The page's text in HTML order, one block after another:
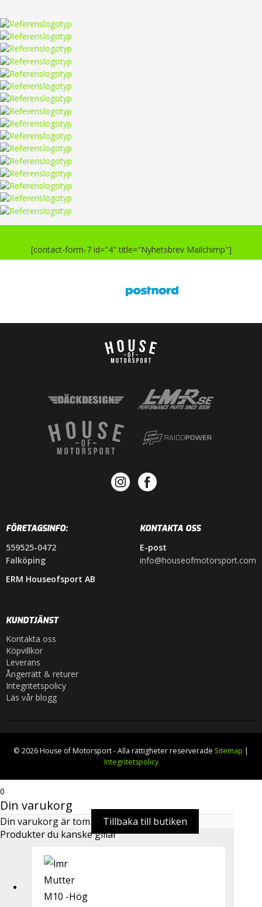
[contact-form-7 id="4" title="Nyhetsbrev Mailchimp"]
FÖRETAGSINFO:
559525-0472
Falköping
ERM Houseofsport AB
KONTAKTA OSS
E-post
info@houseofmotorsport.com
KUNDTJÄNST
Kontakta oss
Köpvillkor
Leverans
Ångerrätt & returer
Integritetspolicy
Läs vår blogg
© 2026 House of Motorsport - Alla rättigheter reserverade Sitemap |
Integritetspolicy
0
Din varukorg
Din varukorg är tom
Tillbaka till butiken
Produkter du kanske gillar